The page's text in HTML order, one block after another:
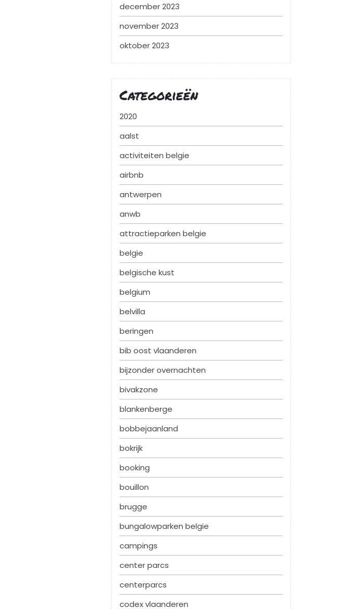
december 2023
november 2023
oktober 2023
Categorieën
2020
aalst
activiteiten belgie
airbnb
antwerpen
anwb
attractieparken belgie
belgie
belgische kust
belgium
belvilla
beringen
bib oost vlaanderen
bijzonder overnachten
bivakzone
blankenberge
bobbejaanland
bokrijk
booking
bouillon
brugge
bungalowparken belgie
campings
center parcs
centerparcs
codex vlaanderen